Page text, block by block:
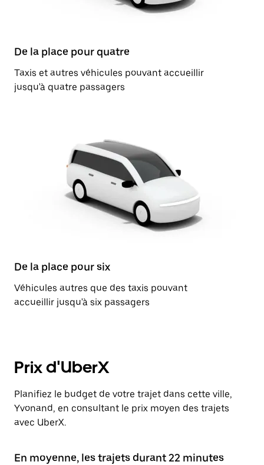
De la place pour quatre
Taxis et autres véhicules pouvant accueillir
jusqu'à quatre passagers
De la place pour six
Véhicules autres que des taxis pouvant
accueillir jusqu'à six passagers
Prix d'UberX
Planifiez le budget de votre trajet dans cette ville,
Yvonand, en consultant le prix moyen des trajets
avec UberX.
En moyenne, les trajets durant 22 minutes